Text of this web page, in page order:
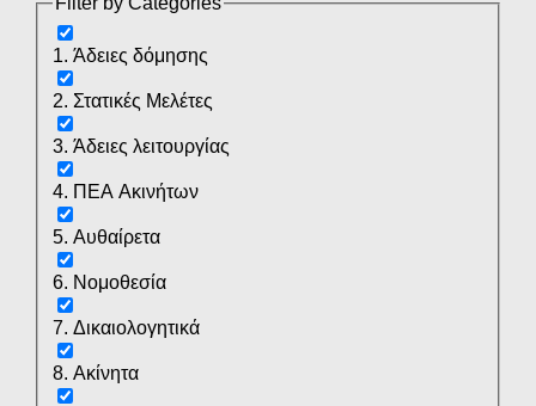
1. Άδειες δόμησης
2. Στατικές Μελέτες
3. Άδειες λειτουργίας
4. ΠΕΑ Ακινήτων
5. Αυθαίρετα
6. Νομοθεσία
7. Δικαιολογητικά
8. Ακίνητα